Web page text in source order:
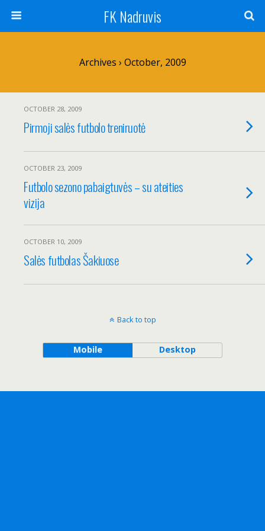
FK Nadruvis
Archives › October, 2009
OCTOBER 28, 2009
Pirmoji salės futbolo treniruotė
OCTOBER 23, 2009
Futbolo sezono pabaigtuvės – su ateities
vizija
OCTOBER 10, 2009
Salės futbolas Šakiuose
Back to top
Mobile Desktop